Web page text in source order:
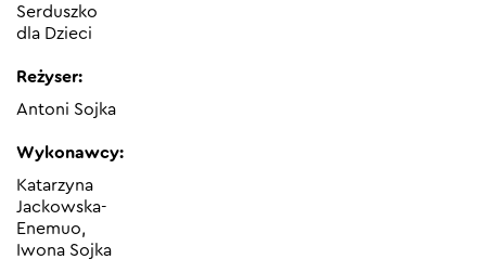
Serduszko
dla Dzieci
Reżyser:
Antoni Sojka
Wykonawcy:
Katarzyna
Jackowska-
Enemuo,
Iwona Sojka